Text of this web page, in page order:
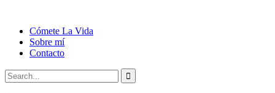
Cómete La Vida
Sobre mí
Contacto